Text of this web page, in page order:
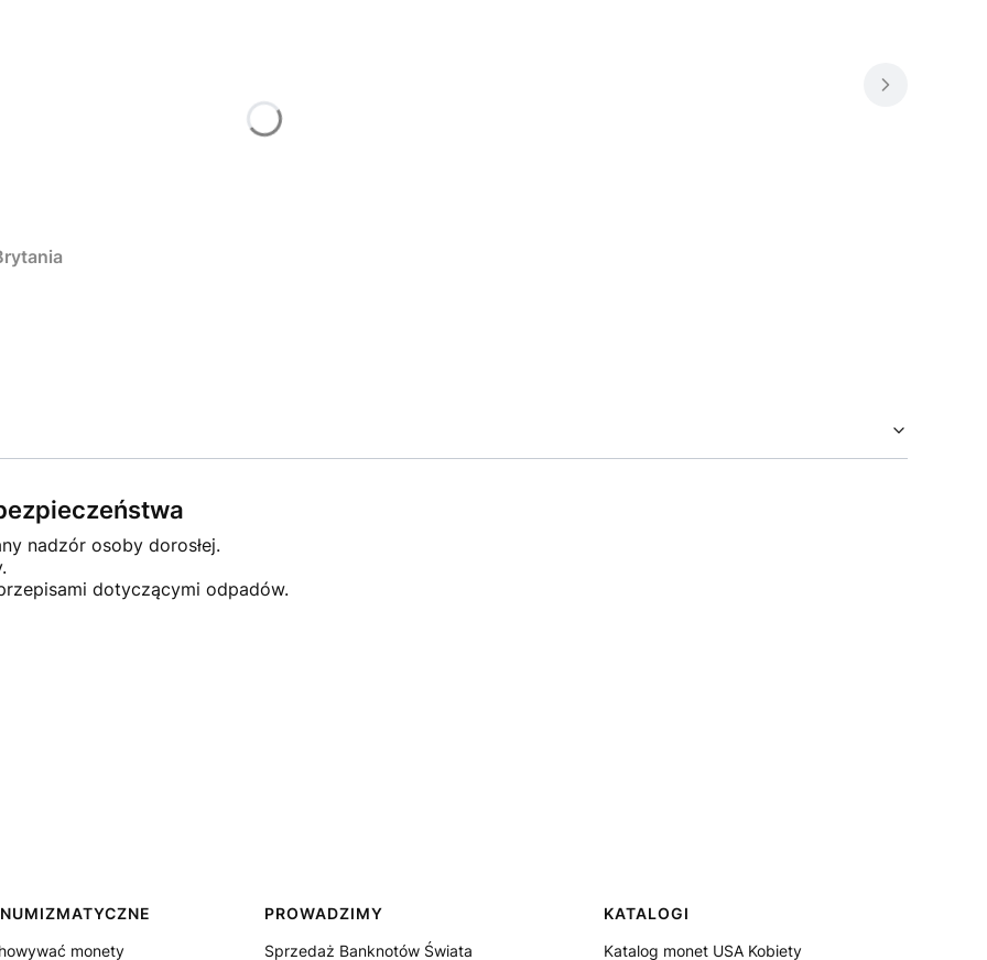
nadzór osoby dorosłej.
dotyczącymi odpadów.
monety
PROWADZIMY
Sprzedaż Banknotów Świata
KATALOGI
Katalog monet USA Kobiety